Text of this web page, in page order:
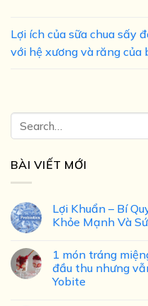
Lợi ích của sữa chua sấy
với hệ xương và răng của
BÀI VIẾT MỚI
Lợi Khuẩn – Bí
Khỏe Mạnh Và
1 món tráng
đầu thu nhưng
Yobite